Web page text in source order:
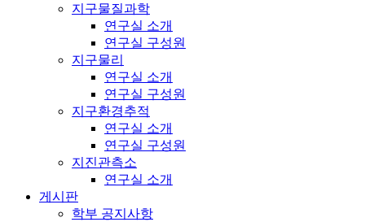
지구물질과학
연구실 소개
연구실 구성원
지구물리
연구실 소개
연구실 구성원
지구환경추적
연구실 소개
연구실 구성원
지진관측소
연구실 소개
게시판
학부 공지사항